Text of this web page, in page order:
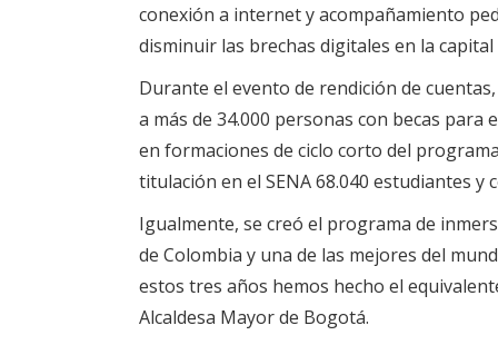
conexión a internet y acompañamiento
disminuir las brechas digitales en la
Durante el evento de rendición de
a más de 34.000 personas con becas
en formaciones de ciclo corto del
titulación en el SENA 68.040 estudiantes
Igualmente, se creó el programa de
de Colombia y una de las mejores del
estos tres años hemos hecho el
Alcaldesa Mayor de Bogotá.